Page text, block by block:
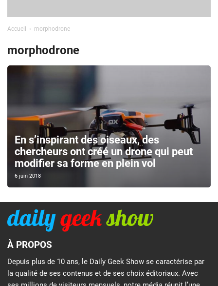
Accueil morphodrone
morphodrone
En s’inspirant des oiseaux, des
chercheurs ont créé un drone qui peut
modifier sa forme en plein vol
6 juin 2018
À PROPOS
Depuis plus de 10 ans, le Daily Geek Show se caractérise par
la qualité de ses contenus et de ses choix éditoriaux. Avec